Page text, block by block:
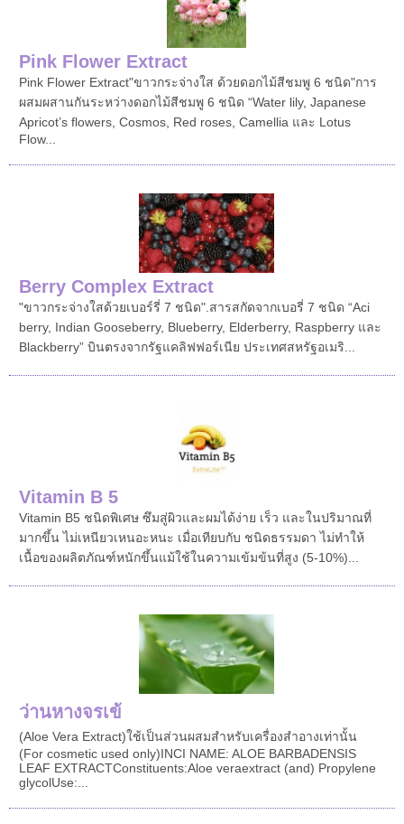
Pink Flower Extract
Pink Flower Extract"ขาวกระจ่างใส ด้วยดอกไม้สีชมพู 6 ชนิด"การ
ผสมผสานกันระหว่างดอกไม้สีชมพู 6 ชนิด “Water lily, Japanese
Apricot’s flowers, Cosmos, Red roses, Camellia และ Lotus
Flow...
Berry Complex Extract
"ขาวกระจ่างใสด้วยเบอร์รี่ 7 ชนิด".สารสกัดจากเบอรี่ 7 ชนิด “Aci
berry, Indian Gooseberry, Blueberry, Elderberry, Raspberry และ
Blackberry” บินตรงจากรัฐแคลิฟฟอร์เนีย ประเทศสหรัฐอเมริ...
Vitamin B 5
Vitamin B5 ชนิดพิเศษ ซึมสู่ผิวและผมได้ง่าย เร็ว และในปริมาณที่
มากขึ้น ไม่เหนียวเหนอะหนะ เมื่อเทียบกับ ชนิดธรรมดา ไม่ทำให้
เนื้อของผลิตภัณฑ์หนักขึ้นแม้ใช้ในความเข้มข้นที่สูง (5-10%)...
ว่านหางจรเข้
(Aloe Vera Extract)ใช้เป็นส่วนผสมสำหรับเครื่องสำอางเท่านั้น
(For cosmetic used only)INCI NAME: ALOE BARBADENSIS
LEAF EXTRACTConstituents:Aloe veraextract (and) Propylene
glycolUse:...